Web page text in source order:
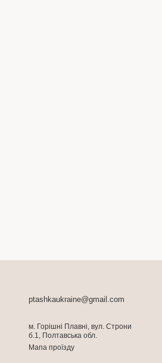
ptashkaukraine@gmail.com
м. Горішні Плавні, вул. Строни
б.1, Полтавська обл.
Мапа проїзду